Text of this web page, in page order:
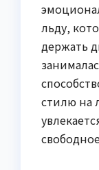
льду,
держать
стилю на